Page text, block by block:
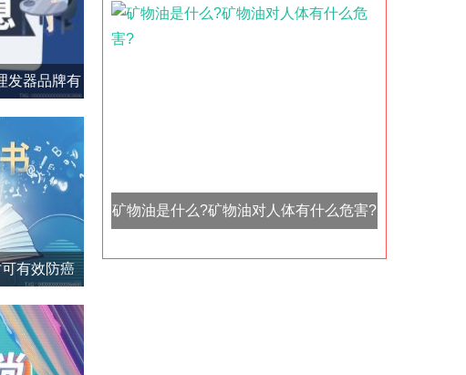
发器品牌有
有效防癌
矿物油是什么?矿物油对人体有什么危害?